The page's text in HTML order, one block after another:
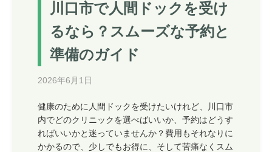
川口市で人間ドックを受け
るなら？スムーズな予約と
準備のガイド
2026年6月1日
健康のために人間ドックを受けたいけれど、川口市
内でどのクリニックを選べばいいか、予約はどうす
ればいいかと迷っていませんか？費用もそれなりに
かかるので、少しでもお得に、そして苦痛なくスム